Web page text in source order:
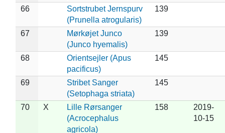
66
Sortstrubet Jernspurv
(Prunella atrogularis)
139
67
Mørkøjet Junco
(Junco hyemalis)
139
68
Orientsejler (Apus
pacificus)
145
69
Stribet Sanger
(Setophaga striata)
145
70 X
Lille Rørsanger
(Acrocephalus
agricola)
158
2019-
10-15